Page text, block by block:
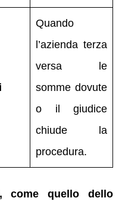
Quando
l’azienda terza
versa le
somme dovute
o il giudice
chiude la
procedura.
come quello dello